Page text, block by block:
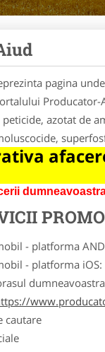
pagina
azotat de
- platforma
- platforma iOS:
cautare